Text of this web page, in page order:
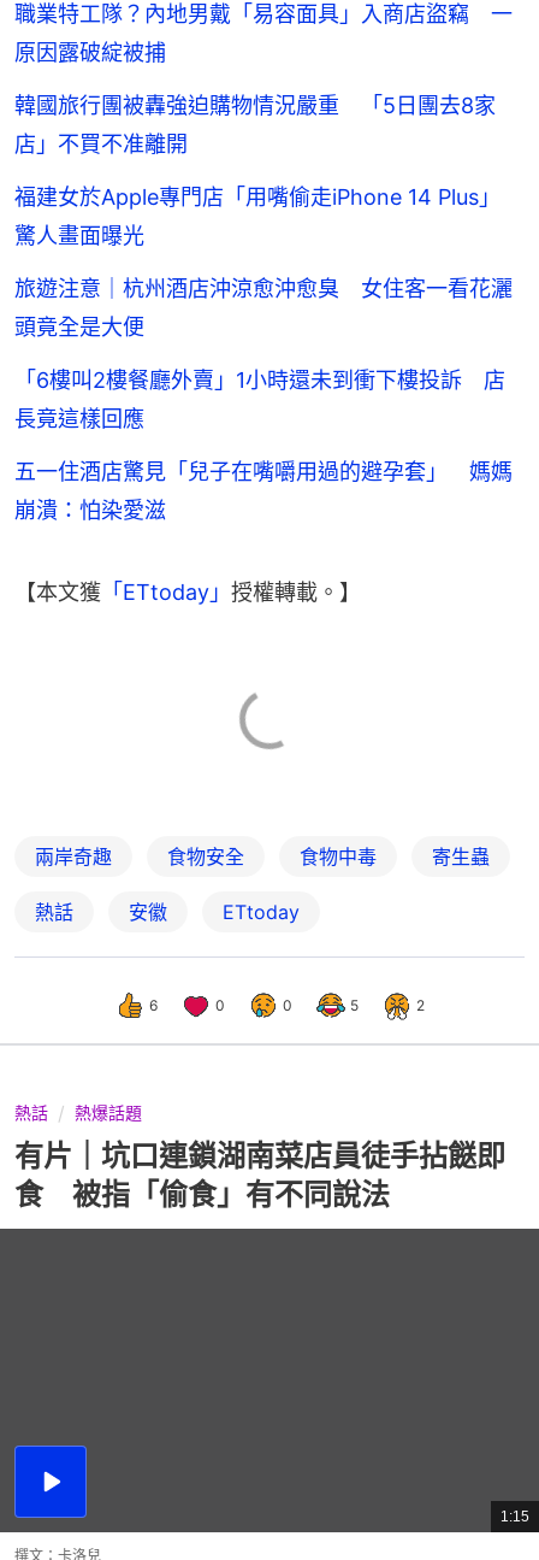
職業特工隊？內地男戴「易容面具」入商店盜竊 一
原因露破綻被捕
韓國旅行團被轟強迫購物情況嚴重 「5日團去8家
店」不買不准離開
福建女於Apple專門店「用嘴偷走iPhone 14 Plus」
驚人畫面曝光
旅遊注意｜杭州酒店沖涼愈沖愈臭 女住客一看花灑
頭竟全是大便
「6樓叫2樓餐廳外賣」1小時還未到衝下樓投訴 店
長竟這樣回應
五一住酒店驚見「兒子在嘴嚼用過的避孕套」 媽媽
崩潰：怕染愛滋
【本文獲 「ETtoday」 授權轉載。】
兩岸奇趣 食物安全 食物中毒 寄生蟲
熱話 安徽 ETtoday
6 0 0 5 2
熱話 熱爆話題
有片｜坑口連鎖湖南菜店員徒手拈餸即
食 被指「偷食」有不同說法
播
總
共
1:15
撰文： 卡洛兒